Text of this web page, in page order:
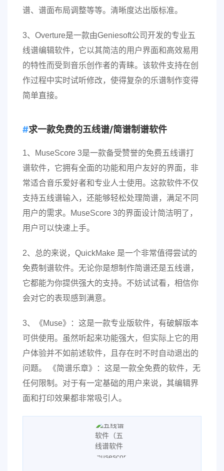
谱、谱面布局调整等等。清晰度达出版标准。
3、Overture是一款由Geniesoft公司开发的专业五
线谱编辑软件，它以其简洁的用户界面和高效易用
的特性而受到音乐创作者的青睐。该软件支持在创
作过程中实时试听修改，使得复杂的乐谱制作变得
简单直接。
求一款免费的五线谱/简谱制谱软件
1、MuseScore 3是一款备受赞誉的免费五线谱打
谱软件，它拥有全面的功能和用户友好的界面，非
常适合音乐爱好者和专业人士使用。这款软件不仅
支持五线谱输入，还能够轻松处理简谱，满足不同
用户的需求。MuseScore 3的界面设计简洁明了，
用户可以快速上手。
2、总的来说，QuickMake 是一个非常值得尝试的
免费制谱软件。无论你是想制作简谱还是五线谱，
它都能为你提供强大的支持。不妨试试看，相信你
会对它的表现感到满意。
3、《Muse》：这是一款专业版软件，有破解版本
可供使用。虽然听起来功能强大，但实际上它的用
户体验并不如前述软件，且存在时不时自动退出的
问题。 《简谱乐章》：这是一款全免费的软件，无
任何限制。对于有一定基础的用户来说，其编辑界
面和打印效果都非常吸引人。